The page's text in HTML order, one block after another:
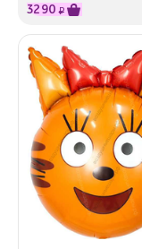
3290 ₽